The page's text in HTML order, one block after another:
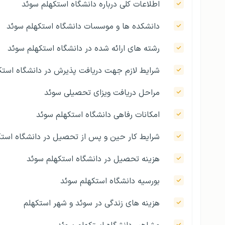
اطلاعات کلی درباره دانشگاه استکهلم سوئد
دانشکده‌ ها و موسسات دانشگاه استکهلم سوئد
رشته‌‌ های ارائه شده در دانشگاه استکهلم سوئد
شرایط لازم جهت دریافت پذیرش در دانشگاه
مراحل دریافت ویزای تحصیلی سوئد
امکانات رفاهی دانشگاه استکهلم سوئد
شرایط کار حین و پس از تحصیل در دانشگاه
هزینه تحصیل در دانشگاه استکهلم سوئد
بورسیه دانشگاه استکهلم سوئد
هزینه‌ های زندگی در سوئد و شهر استکهلم